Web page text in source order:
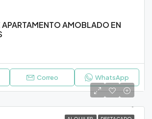
APARTAMENTO AMOBLADO EN
Correo WhatsApp